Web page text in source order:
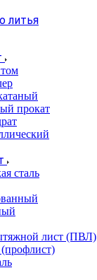
литья
прокат
сталь
лист (ПВЛ)